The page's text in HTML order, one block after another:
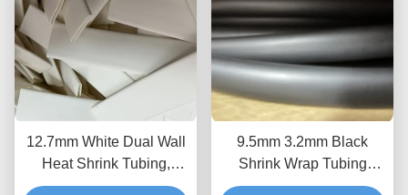
12.7mm White Dual Wall
Heat Shrink Tubing,
Tabung Poliolefin
9.5mm 3.2mm Black
Shrink Wrap Tubing
ASTM D2671 Dinding